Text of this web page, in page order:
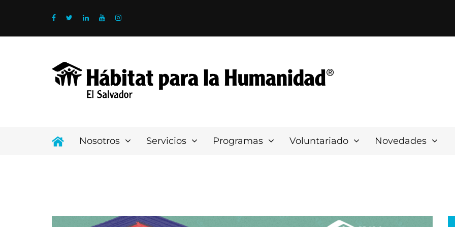
Nosotros Servicios Programas Voluntariado Novedades